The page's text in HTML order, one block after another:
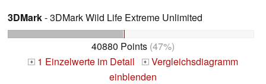
3DMark- 3DMark Wild Life Extreme Unlimited
40880 Points (47%)
+ 1 Einzelwerte im Detail + Vergleichsdiagramm
einblenden